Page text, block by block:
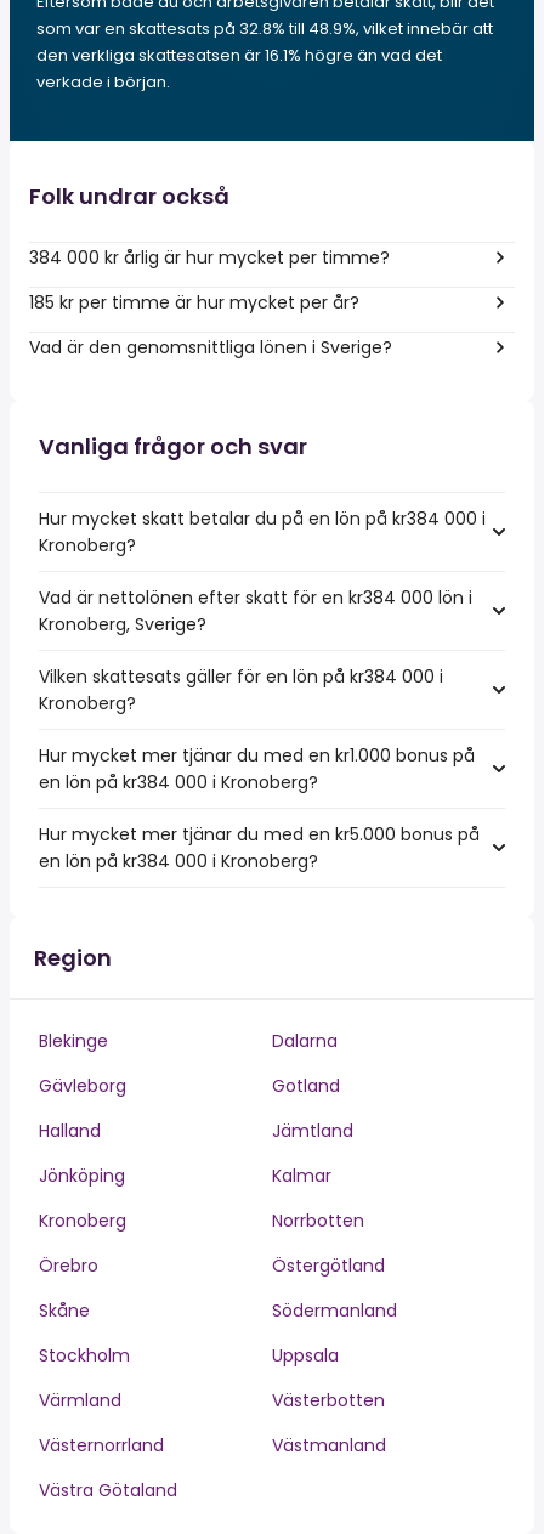
som var en skattesats på 32.8% till 48.9%, vilket innebär att
den verkliga skattesatsen är 16.1% högre än vad det
verkade i början.
Folk undrar också
384 000 kr årlig är hur mycket per timme?
185 kr per timme är hur mycket per år?
Vad är den genomsnittliga lönen i Sverige?
Vanliga frågor och svar
Hur mycket skatt betalar du på en lön på kr384 000 i
Kronoberg?
Vad är nettolönen efter skatt för en kr384 000 lön i
Kronoberg, Sverige?
Vilken skattesats gäller för en lön på kr384 000 i
Kronoberg?
Hur mycket mer tjänar du med en kr1.000 bonus på
en lön på kr384 000 i Kronoberg?
Hur mycket mer tjänar du med en kr5.000 bonus på
en lön på kr384 000 i Kronoberg?
Region
Blekinge
Dalarna
Gävleborg
Gotland
Halland
Jämtland
Jönköping
Kalmar
Kronoberg
Norrbotten
Örebro
Östergötland
Skåne
Södermanland
Stockholm
Uppsala
Värmland
Västerbotten
Västernorrland
Västmanland
Västra Götaland